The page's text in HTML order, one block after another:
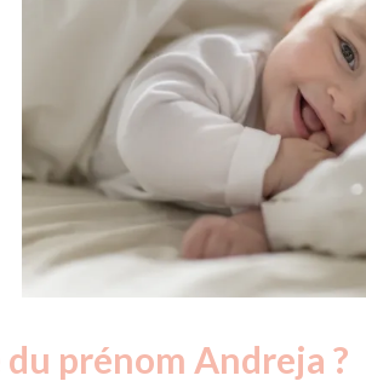
prénom Andreja ?